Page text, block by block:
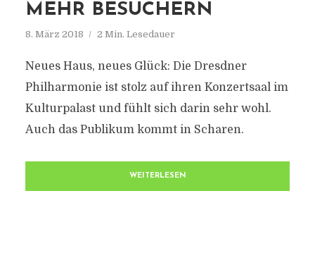
MEHR BESUCHERN
8. März 2018 2 Min. Lesedauer
Neues Haus, neues Glück: Die Dresdner
Philharmonie ist stolz auf ihren Konzertsaal im
Kulturpalast und fühlt sich darin sehr wohl.
Auch das Publikum kommt in Scharen.
WEITERLESEN